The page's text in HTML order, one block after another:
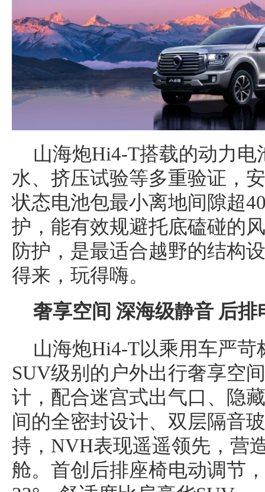
山海炮Hi4-T搭载的动力
水、挤压试验等多重验证，
状态电池包最小离地间隙超
护，能有效规避托底磕碰的
防护，是最适合越野的结构
得来，玩得嗨。
奢享空间 深海级静音 后排
山海炮Hi4-T以乘用车严
SUV级别的户外出行奢享空
计，配合迷宫式出气口、隐
间的全密封设计、双层隔音
持，NVH表现遥遥领先，营
舱。首创后排座椅电动调节